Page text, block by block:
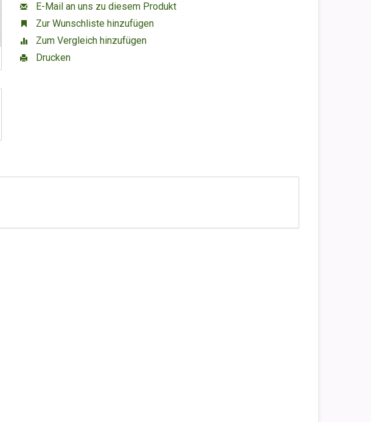
E-Mail an uns zu diesem Produkt
Zur Wunschliste hinzufügen
Zum Vergleich hinzufügen
Drucken